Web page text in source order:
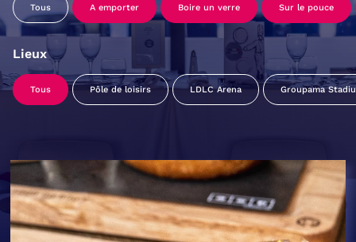
Tous A emporter Boire un verre Sur le pouce
Lieux
Tous Pôle de loisirs LDLC Arena Groupama